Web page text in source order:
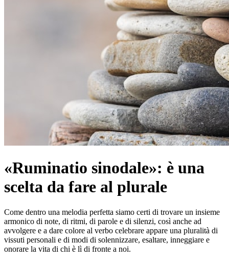
«Ruminatio sinodale»: è una
scelta da fare al plurale
Come dentro una melodia perfetta siamo certi di trovare un insieme
armonico di note, di ritmi, di parole e di silenzi, così anche ad
avvolgere e a dare colore al verbo celebrare appare una pluralità di
vissuti personali e di modi di solennizzare, esaltare, inneggiare e
onorare la vita di chi è lì di fronte a noi.